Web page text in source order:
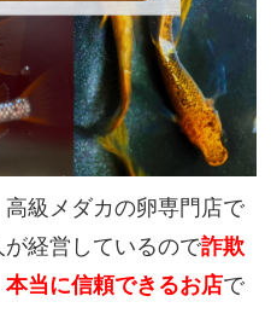
級メダカの卵専門店で
経営しているので詐欺
当に信頼できるお店で